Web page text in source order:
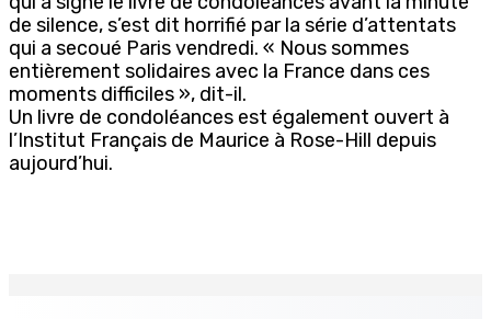
de silence, s’est dit horrifié par la série d’attentats
qui a secoué Paris vendredi. « Nous sommes
entièrement solidaires avec la France dans ces
moments difficiles », dit-il.
Un livre de condoléances est également ouvert à
l’Institut Français de Maurice à Rose-Hill depuis
aujourd’hui.